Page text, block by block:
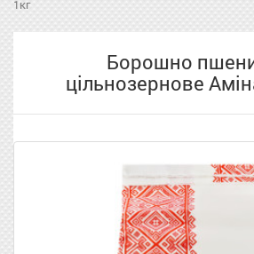
1кг
Борошно
цільнозернове